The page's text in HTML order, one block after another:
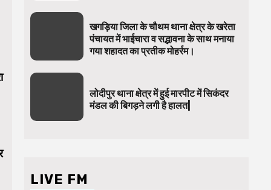
खगड़िया जिला के चौथम थाना क्षेत्र के खरेता
पंचायत में भाईचारा व सद्भावना के साथ मनाया
गया शहादत का प्रतीक मोहर्रम।
लोदीपुर थाना क्षेत्र में हुई मारपीट में सिकंदर
मंडल की बिगड़ने लगी है हालत|
LIVE FM